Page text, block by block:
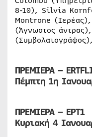
8-10), Silvia
Montrone
(Άγνωστος
ΠΡΕΜΙΕΡΑ –
Πέμπτη 1η
ΠΡΕΜΙΕΡΑ – ΕΡΤ1
Κυριακή 4